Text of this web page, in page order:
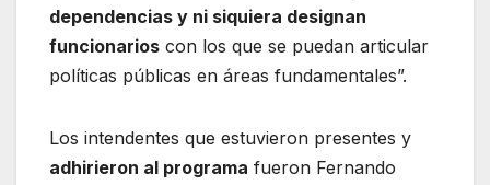
dependencias y ni siquiera designan
funcionarios con los que se puedan articular
políticas públicas en áreas fundamentales”.
Los intendentes que estuvieron presentes y
adhirieron al programa fueron Fernando